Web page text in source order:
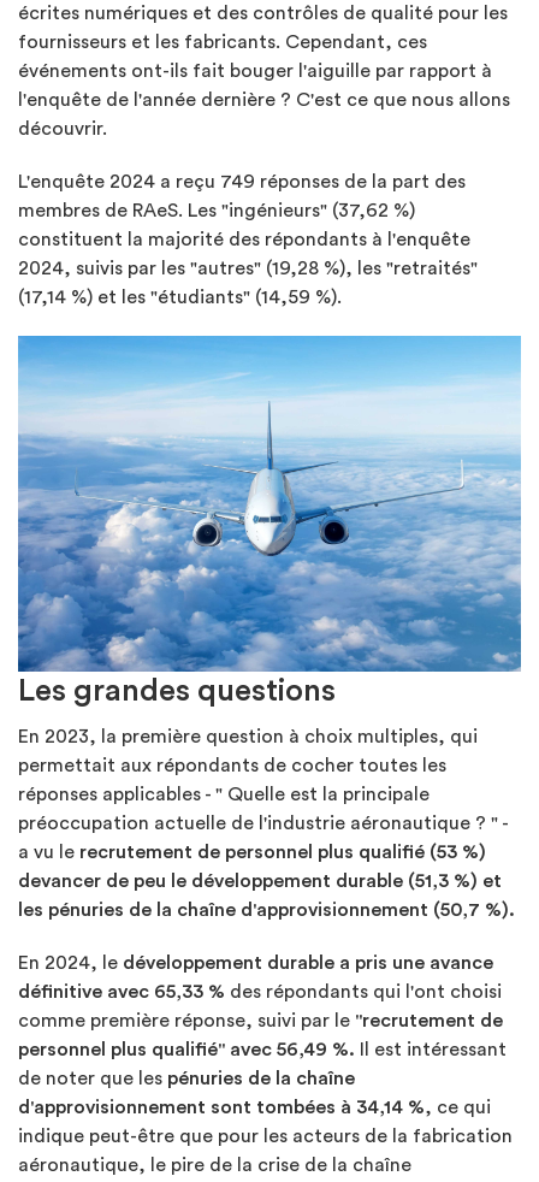
écrites numériques et des contrôles de qualité pour les
fournisseurs et les fabricants. Cependant, ces
événements ont-ils fait bouger l'aiguille par rapport à
l'enquête de l'année dernière ? C'est ce que nous allons
découvrir.
L'enquête 2024 a reçu 749 réponses de la part des
membres de RAeS. Les "ingénieurs" (37,62 %)
constituent la majorité des répondants à l'enquête
2024, suivis par les "autres" (19,28 %), les "retraités"
(17,14 %) et les "étudiants" (14,59 %).
Les grandes questions
En 2023, la première question à choix multiples, qui
permettait aux répondants de cocher toutes les
réponses applicables - " Quelle est la principale
préoccupation actuelle de l'industrie aéronautique ? " -
a vu le recrutement de personnel plus qualifié (53 %)
devancer de peu le développement durable (51,3 %) et
les pénuries de la chaîne d'approvisionnement (50,7 %).
En 2024, le développement durable a pris une avance
définitive avec 65,33 % des répondants qui l'ont choisi
comme première réponse, suivi par le "recrutement de
personnel plus qualifié" avec 56,49 %. Il est intéressant
de noter que les pénuries de la chaîne
d'approvisionnement sont tombées à 34,14 %, ce qui
indique peut-être que pour les acteurs de la fabrication
aéronautique, le pire de la crise de la chaîne